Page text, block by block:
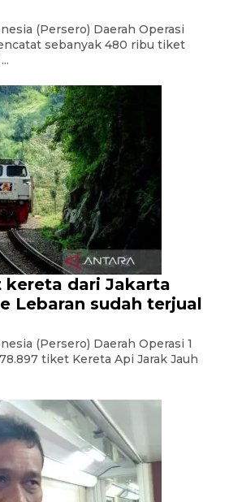
(Persero) Daerah Operasi
sebanyak 480 ribu tiket
kereta dari Jakarta
Lebaran sudah terjual
(Persero) Daerah Operasi 1
tiket Kereta Api Jarak Jauh